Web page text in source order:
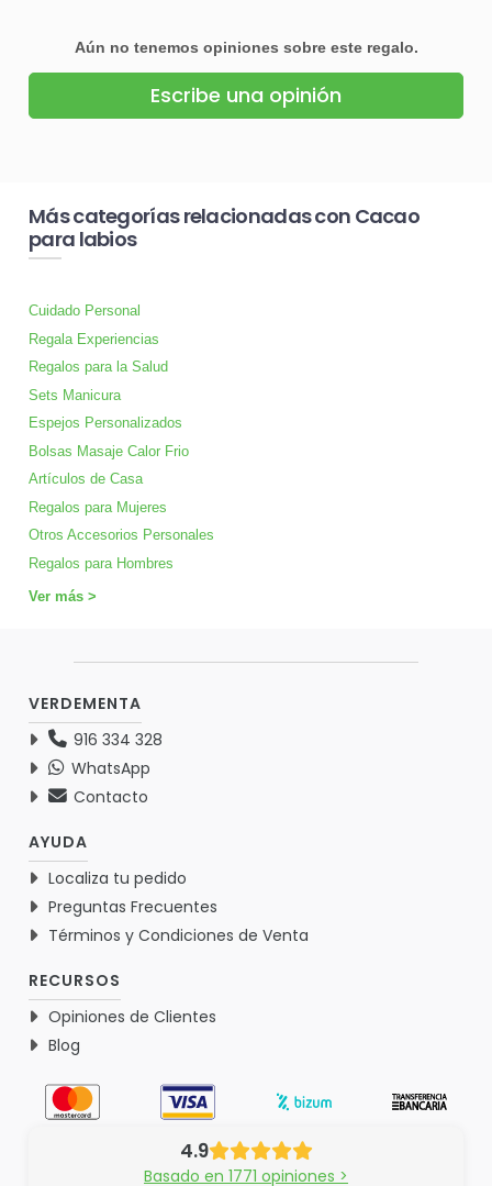
Aún no tenemos opiniones sobre este regalo.
Escribe una opinión
Más categorías relacionadas con Cacao
para labios
Cuidado Personal
Regala Experiencias
Regalos para la Salud
Sets Manicura
Espejos Personalizados
Bolsas Masaje Calor Frio
Artículos de Casa
Regalos para Mujeres
Otros Accesorios Personales
Regalos para Hombres
Ver más >
VERDEMENTA
916 334 328
WhatsApp
Contacto
AYUDA
Localiza tu pedido
Preguntas Frecuentes
Términos y Condiciones de Venta
RECURSOS
Opiniones de Clientes
Blog
4.9
Basado en 1771 opiniones >